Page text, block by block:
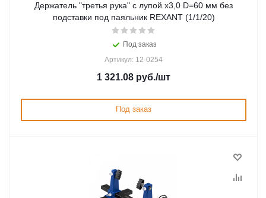
Держатель "третья рука" с лупой х3,0 D=60 мм без
подставки под паяльник REXANT (1/1/20)
Под заказ
Артикул: 12-0254
1 321.08 руб./шт
Под заказ